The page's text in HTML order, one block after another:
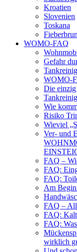
Kroatien
Slovenien
Toskana
WOMO-FAQ
Gefahr
WOMO-
Die
Wie
Risiko
Wieviel
Ver- und
FAQ –
FAQ:
FAQ:
Am
FAQ –
FAQ:
FAQ:
wirklich